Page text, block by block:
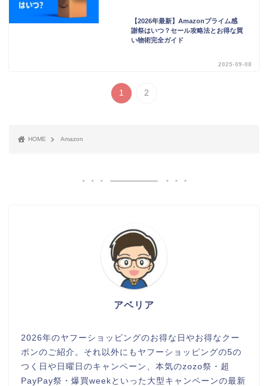
【2026年最新】Amazonプライム感
謝祭はいつ？セール攻略法とお得な買
い物術完全ガイド
2025-09-08
1 2
HOME Amazon
アベリア
2026年のヤフーショッピングのお得な日やお得なクー
ポンのご紹介。それ以外にもヤフーショッピングの5の
つく日や日曜日のキャンペーン、本気のzozo祭・超
PayPay祭・爆買weekといった大型キャンペーンの最新